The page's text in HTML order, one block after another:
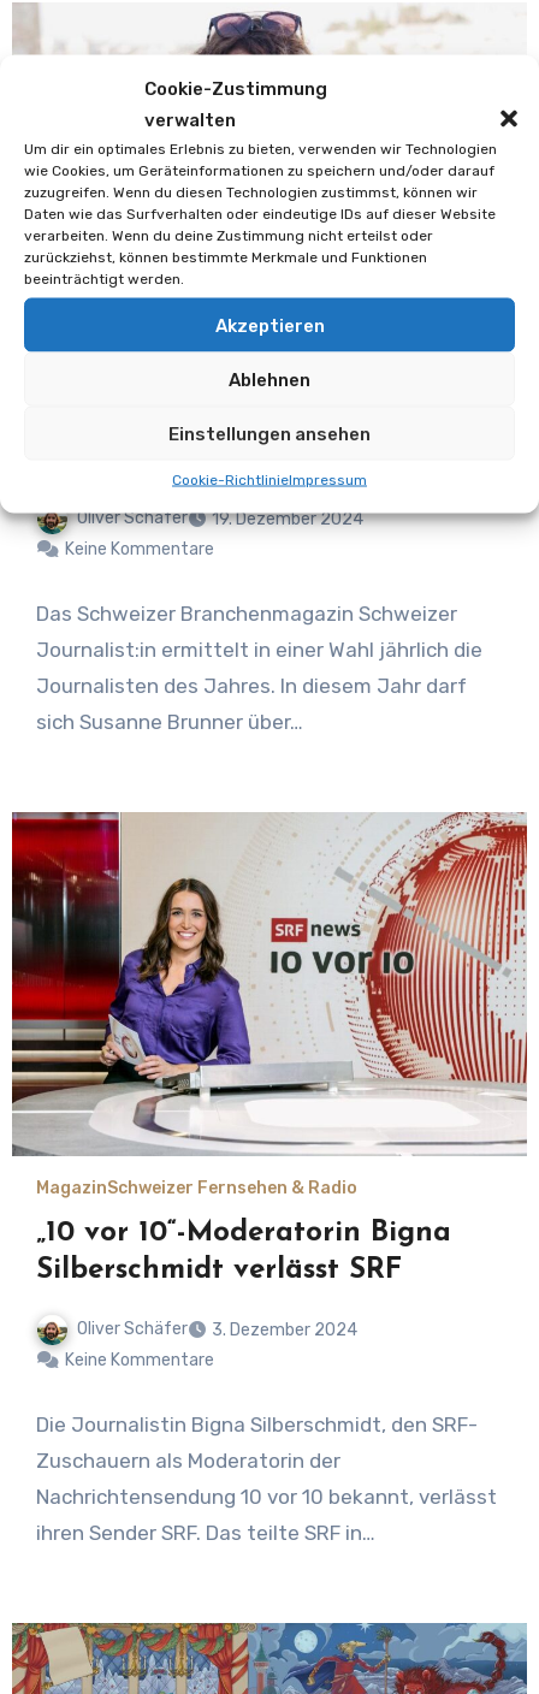
Cookie-Zustimmung
verwalten
Um dir ein optimales Erlebnis zu bieten, verwenden wir Technologien
wie Cookies, um Geräteinformationen zu speichern und/oder darauf
zuzugreifen. Wenn du diesen Technologien zustimmst, können wir
Daten wie das Surfverhalten oder eindeutige IDs auf dieser Website
verarbeiten. Wenn du deine Zustimmung nicht erteilst oder
zurückziehst, können bestimmte Merkmale und Funktionen
beeinträchtigt werden.
Akzeptieren
Ablehnen
Einstellungen ansehen
Cookie-RichtlinieImpressum
Schweizer Fernsehen & Radio
Susanne Brunner ist Journalistin
Oliver Schäfer
19. Dezember 2024
Keine Kommentare
Das Schweizer Branchenmagazin Schweizer
Journalist:in ermittelt in einer Wahl jährlich die
Journalisten des Jahres. In diesem Jahr darf
sich Susanne Brunner über…
MagazinSchweizer Fernsehen & Radio
„10 vor 10“-Moderatorin Bigna
Silberschmidt verlässt SRF
Oliver Schäfer
3. Dezember 2024
Keine Kommentare
Die Journalistin Bigna Silberschmidt, den SRF-
Zuschauern als Moderatorin der
Nachrichtensendung 10 vor 10 bekannt, verlässt
ihren Sender SRF. Das teilte SRF in…